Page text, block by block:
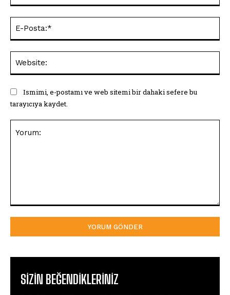
Ismimi, e-postamı ve web sitemi bir dahaki sefere bu
tarayıcıya kaydet.
SIZIN BEĞENDIKLERINIZ